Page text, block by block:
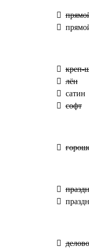
креп-
лён
сатин
софт